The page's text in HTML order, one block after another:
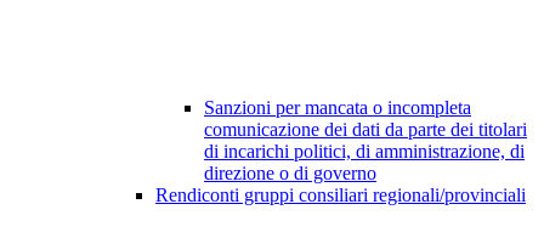
Sanzioni per mancata o incompleta
comunicazione dei dati da parte dei titolari
di incarichi politici, di amministrazione, di
direzione o di governo
Rendiconti gruppi consiliari regionali/provinciali